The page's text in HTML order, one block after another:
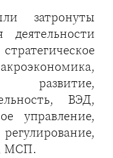
затронуты
деятельности
ВЭД,
управление,
МСП.